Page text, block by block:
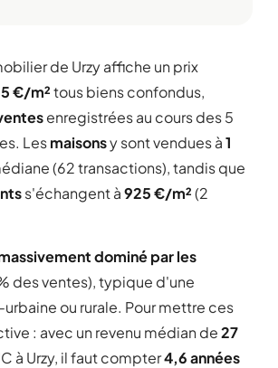
de Urzy affiche un prix
€/m²tous biens confondus,
enregistrées au cours des 5
Lesmaisonsy sont vendues à1
(62 transactions), tandis que
s'échangent à925 €/m²(2
dominé par les
des ventes), typique d'une
ou rurale. Pour mettre ces
: avec un revenu médian de27
à Urzy, il faut compter4,6 années